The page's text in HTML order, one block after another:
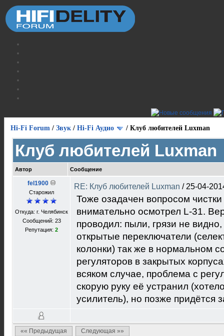
Hi-Fi Forum / Звук / Hi-Fi Аудио / Клуб любителей Luxman
Клуб любителей Luxman
Автор Сообщение
fel1900
Старожил
Откуда: г. Челябинск
Сообщений: 23
Репутация: 2
RE: Клуб любителей Luxman / 25-04-
Тоже озадачен вопросом
внимательно осмотрел L-31.
проводил: пыли, грязи не
открытые переключатели
колонки) так же в нормальном
регуляторов в закрытых
всяком случае, проблема с
скорую руку её устранил
усилитель), но позже придётся
«« Предыдущая Следующая »»